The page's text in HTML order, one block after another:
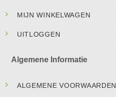
MIJN WINKELWAGEN
UITLOGGEN
Algemene Informatie
ALGEMENE VOORWAARDEN